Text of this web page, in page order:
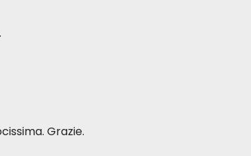
Grazie.